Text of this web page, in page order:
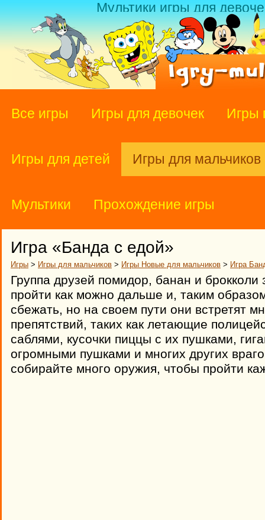
Мультики игры для
Все игры Игры для девочек Игры
Игры для детей Игры для мальчиков
Мультики Прохождение игры
Игра «Банда с едой»
Игры > Игры для мальчиков > Игры Новые для мальчиков > Игра
Группа друзей помидор, банан и
пройти как можно дальше и, таким
сбежать, но на своем пути они встретят
препятствий, таких как летающие
саблями, кусочки пиццы с их пушками,
огромными пушками и многих других
собирайте много оружия, чтобы пройти